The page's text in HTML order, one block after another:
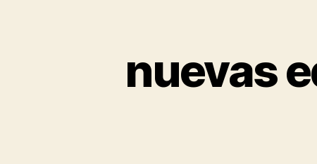
nuevas